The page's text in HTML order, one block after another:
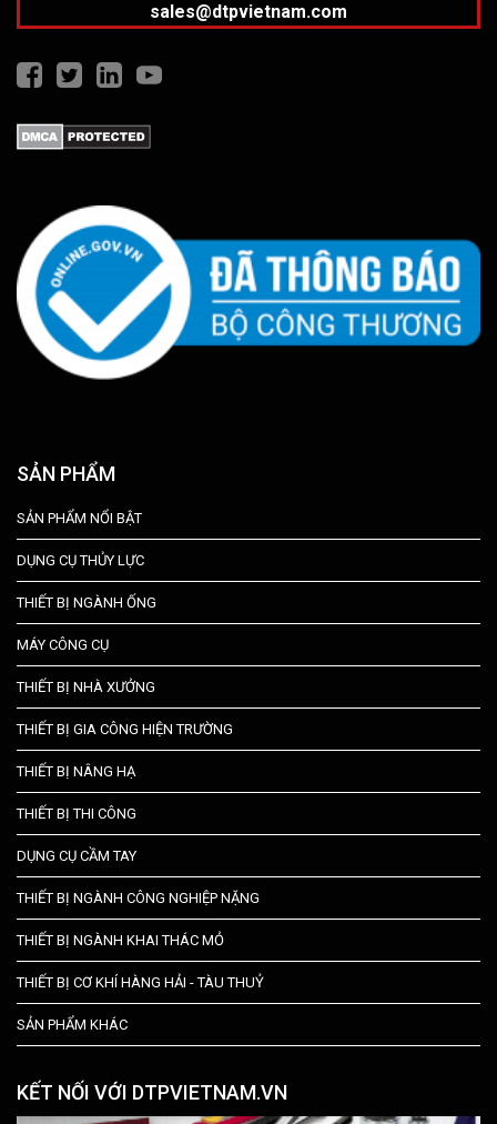
sales@dtpvietnam.com
SẢN PHẨM
SẢN PHẨM NỔI BẬT
DỤNG CỤ THỦY LỰC
THIẾT BỊ NGÀNH ỐNG
MÁY CÔNG CỤ
THIẾT BỊ NHÀ XƯỞNG
THIẾT BỊ GIA CÔNG HIỆN TRƯỜNG
THIẾT BỊ NÂNG HẠ
THIẾT BỊ THI CÔNG
DỤNG CỤ CẦM TAY
THIẾT BỊ NGÀNH CÔNG NGHIỆP NẶNG
THIẾT BỊ NGÀNH KHAI THÁC MỎ
THIẾT BỊ CƠ KHÍ HÀNG HẢI - TÀU THUỶ
SẢN PHẨM KHÁC
KẾT NỐI VỚI DTPVIETNAM.VN